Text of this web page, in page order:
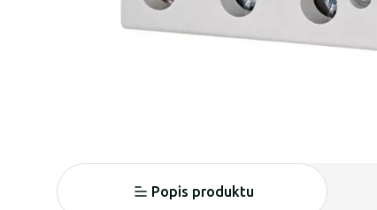
Popis produktu